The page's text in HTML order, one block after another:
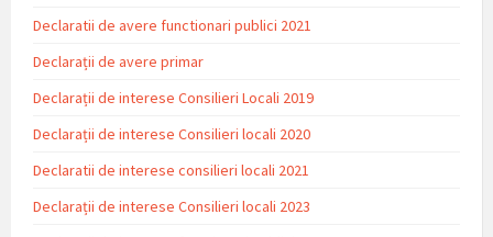
Declaratii de avere functionari publici 2021
Declarații de avere primar
Declarații de interese Consilieri Locali 2019
Declarații de interese Consilieri locali 2020
Declaratii de interese consilieri locali 2021
Declarații de interese Consilieri locali 2023